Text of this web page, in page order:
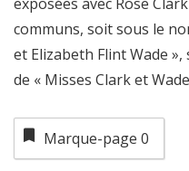
communs, soit sous le
et Elizabeth Flint Wade
de « Misses Clark et
Marque-page 0